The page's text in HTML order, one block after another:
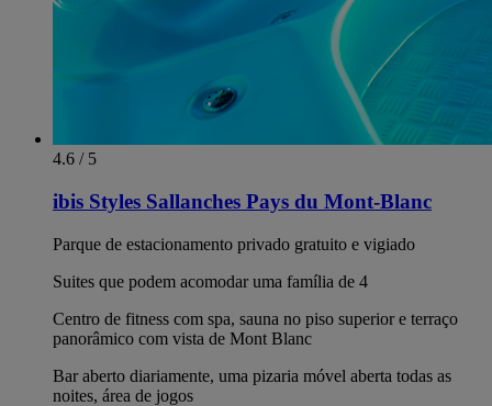
4.6 / 5
ibis Styles Sallanches Pays du Mont-Blanc
Parque de estacionamento privado gratuito e vigiado
Suites que podem acomodar uma família de 4
Centro de fitness com spa, sauna no piso superior e terraço
panorâmico com vista de Mont Blanc
Bar aberto diariamente, uma pizaria móvel aberta todas as
noites, área de jogos